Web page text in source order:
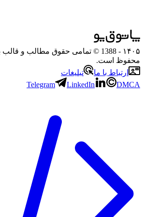
۱۴۰۵
- 1388 © تمامی حقوق مطالب و
محفوظ است.
ارتباط با ما
تبلیغات
Telegram
LinkedIn DMCA